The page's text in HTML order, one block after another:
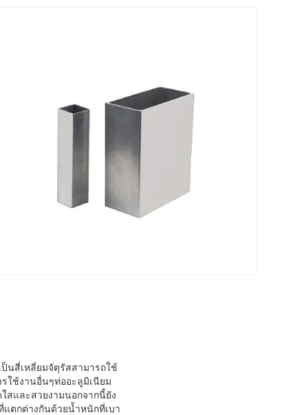
นสี่เหลี่ยมจัตุรัสสามารถใช้
รใช้งานอื่นๆท่ออะลูมิเนียม
สและสวยงามนอกจากนี้ยัง
แตกต่างกันด้วยน้ำหนักที่เบา